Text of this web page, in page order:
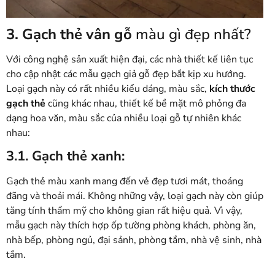
3. Gạch thẻ vân gỗ màu gì đẹp nhất?
Với công nghệ sản xuất hiện đại, các nhà thiết kế liên tục
cho cập nhật các mẫu gạch giả gỗ đẹp bắt kịp xu hướng.
Loại gạch này có rất nhiều kiểu dáng, màu sắc, kích thước
gạch thẻ cũng khác nhau, thiết kế bề mặt mô phỏng đa
dạng hoa văn, màu sắc của nhiều loại gỗ tự nhiên khác
nhau:
3.1. Gạch thẻ xanh:
Gạch thẻ màu xanh mang đến vẻ đẹp tươi mát, thoáng
đãng và thoải mái. Không những vậy, loại gạch này còn giúp
tăng tính thẩm mỹ cho không gian rất hiệu quả. Vì vậy,
mẫu gạch này thích hợp ốp tường phòng khách, phòng ăn,
nhà bếp, phòng ngủ, đại sảnh, phòng tắm, nhà vệ sinh, nhà
tắm.